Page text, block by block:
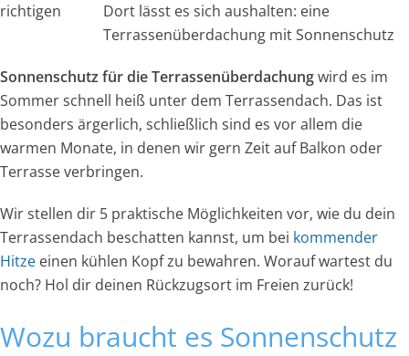
Dort lässt es sich aushalten: eine
Terrassenüberdachung mit Sonnenschutz
richtigen
Sonnenschutz für die Terrassenüberdachungwird es im
Sommer schnell heiß unter dem Terrassendach. Das ist
besonders ärgerlich, schließlich sind es vor allem die
warmen Monate, in denen wir gern Zeit auf Balkon oder
Terrasse verbringen.
Wir stellen dir 5 praktische Möglichkeiten vor, wie du dein
Terrassendach beschatten kannst, um bei kommender
Hitze einen kühlen Kopf zu bewahren. Worauf wartest du
noch? Hol dir deinen Rückzugsort im Freien zurück!
Wozu braucht es Sonnenschutz